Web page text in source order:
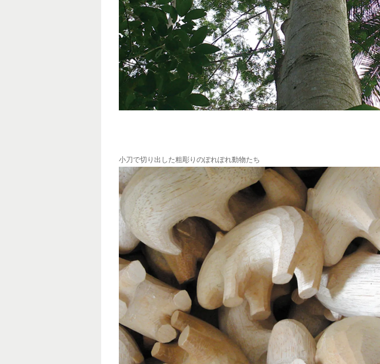
小刀で切り出した粗彫りのぽれぽれ動物たち